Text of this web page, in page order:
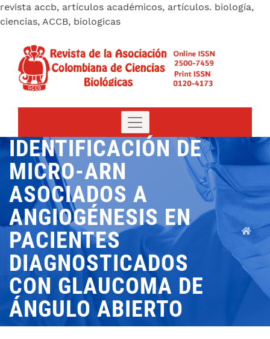
revista accb, artículos académicos, artículos. biología,
ciencias, ACCB, biologicas
IDENTIFICACIÓN DE
MICRO-ARN
ASOCIADOS A
ANGIOGÉNESIS EN
PACIENTES
DIAGNOSTICADOS
CON GLAUCOMA DE
ÁNGULO ABIERTO